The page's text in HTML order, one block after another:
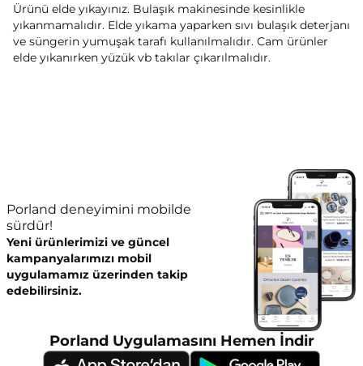
Ürünü elde yıkayınız. Bulaşık makinesinde kesinlikle
yıkanmamalıdır. Elde yıkama yaparken sıvı bulaşık deterjanı
ve süngerin yumuşak tarafı kullanılmalıdır. Cam ürünler
elde yıkanırken yüzük vb takılar çıkarılmalıdır.
Porland deneyimini mobilde
sürdür!
Yeni ürünlerimizi ve güncel
kampanyalarımızı mobil
uygulamamız üzerinden takip
edebilirsiniz.
Porland Uygulamasını Hemen İndir